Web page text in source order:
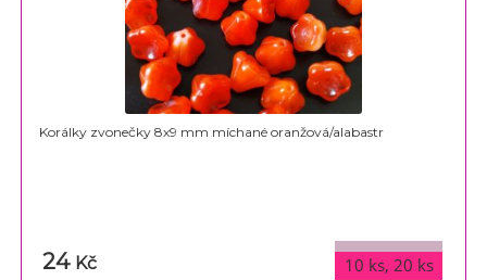
Korálky zvonečky 8x9 mm míchané oranžová/alabastr
varianty
10 ks, 20 ks
24 Kč